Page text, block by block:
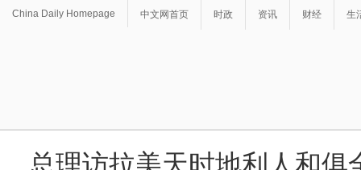
China Daily Homepage 中文网首页 时政 资讯 财经 生